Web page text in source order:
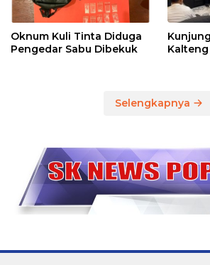
Oknum Kuli Tinta Diduga
Pengedar Sabu Dibekuk
Selengkapnya